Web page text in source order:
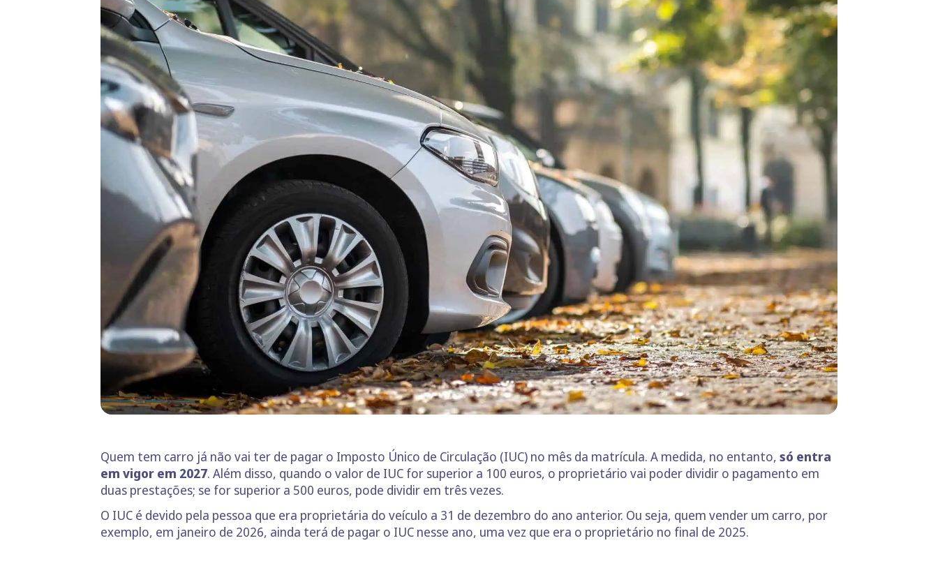
Quem tem carro já não vai ter de pagar o Imposto Único de Circulação (IUC) no mês da matrícula. A medida, no entanto, só entra
em vigor em 2027. Além disso, quando o valor de IUC for superior a 100 euros, o proprietário vai poder dividir o pagamento em
duas prestações; se for superior a 500 euros, pode dividir em três vezes.
O IUC é devido pela pessoa que era proprietária do veículo a 31 de dezembro do ano anterior. Ou seja, quem vender um carro, por
exemplo, em janeiro de 2026, ainda terá de pagar o IUC nesse ano, uma vez que era o proprietário no final de 2025.